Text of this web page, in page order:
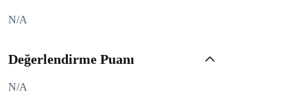
N/A
Değerlendirme Puanı
N/A